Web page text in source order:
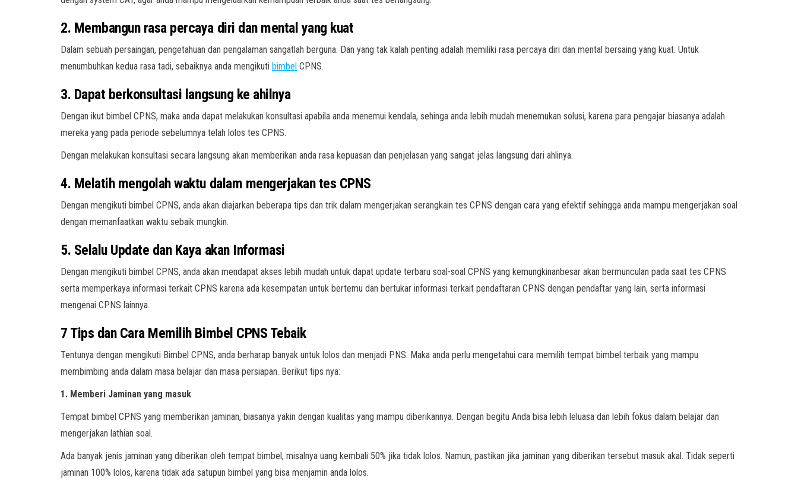
2. Membangun rasa percaya diri dan mental yang kuat
Dalam sebuah persaingan, pengetahuan dan pengalaman sangatlah berguna. Dan yang tak kalah penting adalah memiliki rasa percaya diri dan mental bersaing yang kuat. Untuk
menumbuhkan kedua rasa tadi, sebaiknya anda mengikuti bimbel CPNS.
3. Dapat berkonsultasi langsung ke ahilnya
Dengan ikut bimbel CPNS, maka anda dapat melakukan konsultasi apabila anda menemui kendala, sehinga anda lebih mudah menemukan solusi, karena para pengajar biasanya adalah
mereka yang pada periode sebelumnya telah lolos tes CPNS.
Dengan melakukan konsultasi secara langsung akan memberikan anda rasa kepuasan dan penjelasan yang sangat jelas langsung dari ahlinya.
4. Melatih mengolah waktu dalam mengerjakan tes CPNS
Dengan mengikuti bimbel CPNS, anda akan diajarkan beberapa tips dan trik dalam mengerjakan serangkain tes CPNS dengan cara yang efektif sehingga anda mampu mengerjakan soal
dengan memanfaatkan waktu sebaik mungkin.
5. Selalu Update dan Kaya akan Informasi
Dengan mengikuti bimbel CPNS, anda akan mendapat akses lebih mudah untuk dapat update terbaru soal-soal CPNS yang kemungkinanbesar akan bermunculan pada saat tes CPNS
serta memperkaya informasi terkait CPNS karena ada kesempatan untuk bertemu dan bertukar informasi terkait pendaftaran CPNS dengan pendaftar yang lain, serta informasi
mengenai CPNS lainnya.
7 Tips dan Cara Memilih Bimbel CPNS Tebaik
Tentunya dengan mengikuti Bimbel CPNS, anda berharap banyak untuk lolos dan menjadi PNS. Maka anda perlu mengetahui cara memilih tempat bimbel terbaik yang mampu
membimbing anda dalam masa belajar dan masa persiapan. Berikut tips nya:
1. Memberi Jaminan yang masuk
Tempat bimbel CPNS yang memberikan jaminan, biasanya yakin dengan kualitas yang mampu diberikannya. Dengan begitu Anda bisa lebih leluasa dan lebih fokus dalam belajar dan
mengerjakan lathian soal.
Ada banyak jenis jaminan yang diberikan oleh tempat bimbel, misalnya uang kembali 50% jika tidak lolos. Namun, pastikan jika jaminan yang diberikan tersebut masuk akal. Tidak seperti
jaminan 100% lolos, karena tidak ada satupun bimbel yang bisa menjamin anda lolos.